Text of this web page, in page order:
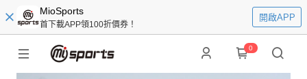
MioSports
首下載APP領100折價券！
開啟APP
0